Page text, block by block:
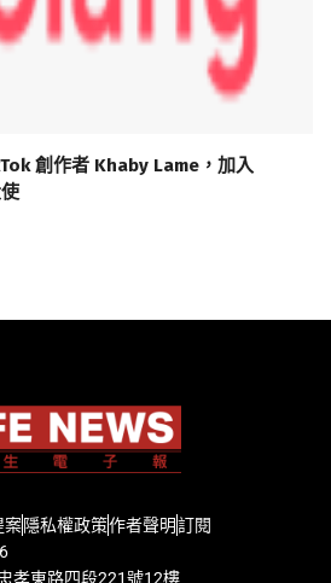
創作者 Khaby Lame，加入
案隱私權政策作者聲明訂閱
孝東路四段221號12樓